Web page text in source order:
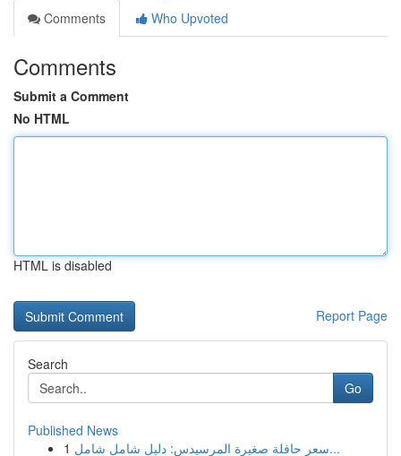
Comments
Who Upvoted
Comments
Submit a Comment
No HTML
HTML is disabled
Report Page
Search
Go
Published News
1
سعر حافلة صغيرة المرسيدس: دليل شامل شامل...